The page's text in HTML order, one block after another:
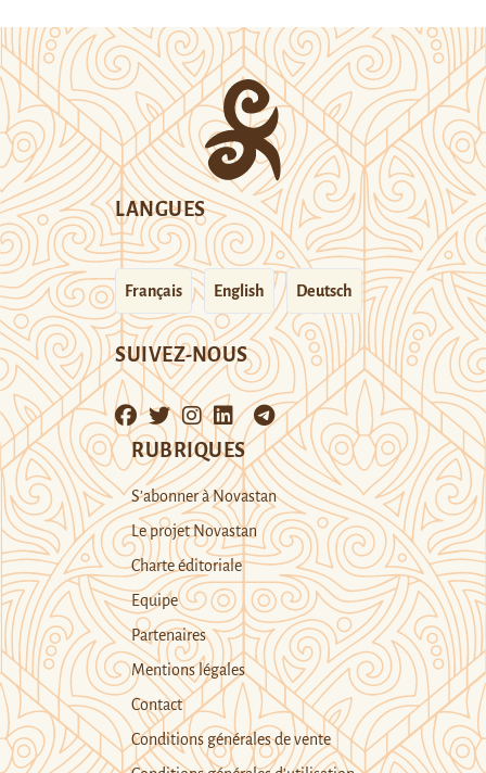
LANGUES
Français English Deutsch
SUIVEZ-NOUS
RUBRIQUES
S’abonner à Novastan
Le projet Novastan
Charte éditoriale
Equipe
Partenaires
Mentions légales
Contact
Conditions générales de vente